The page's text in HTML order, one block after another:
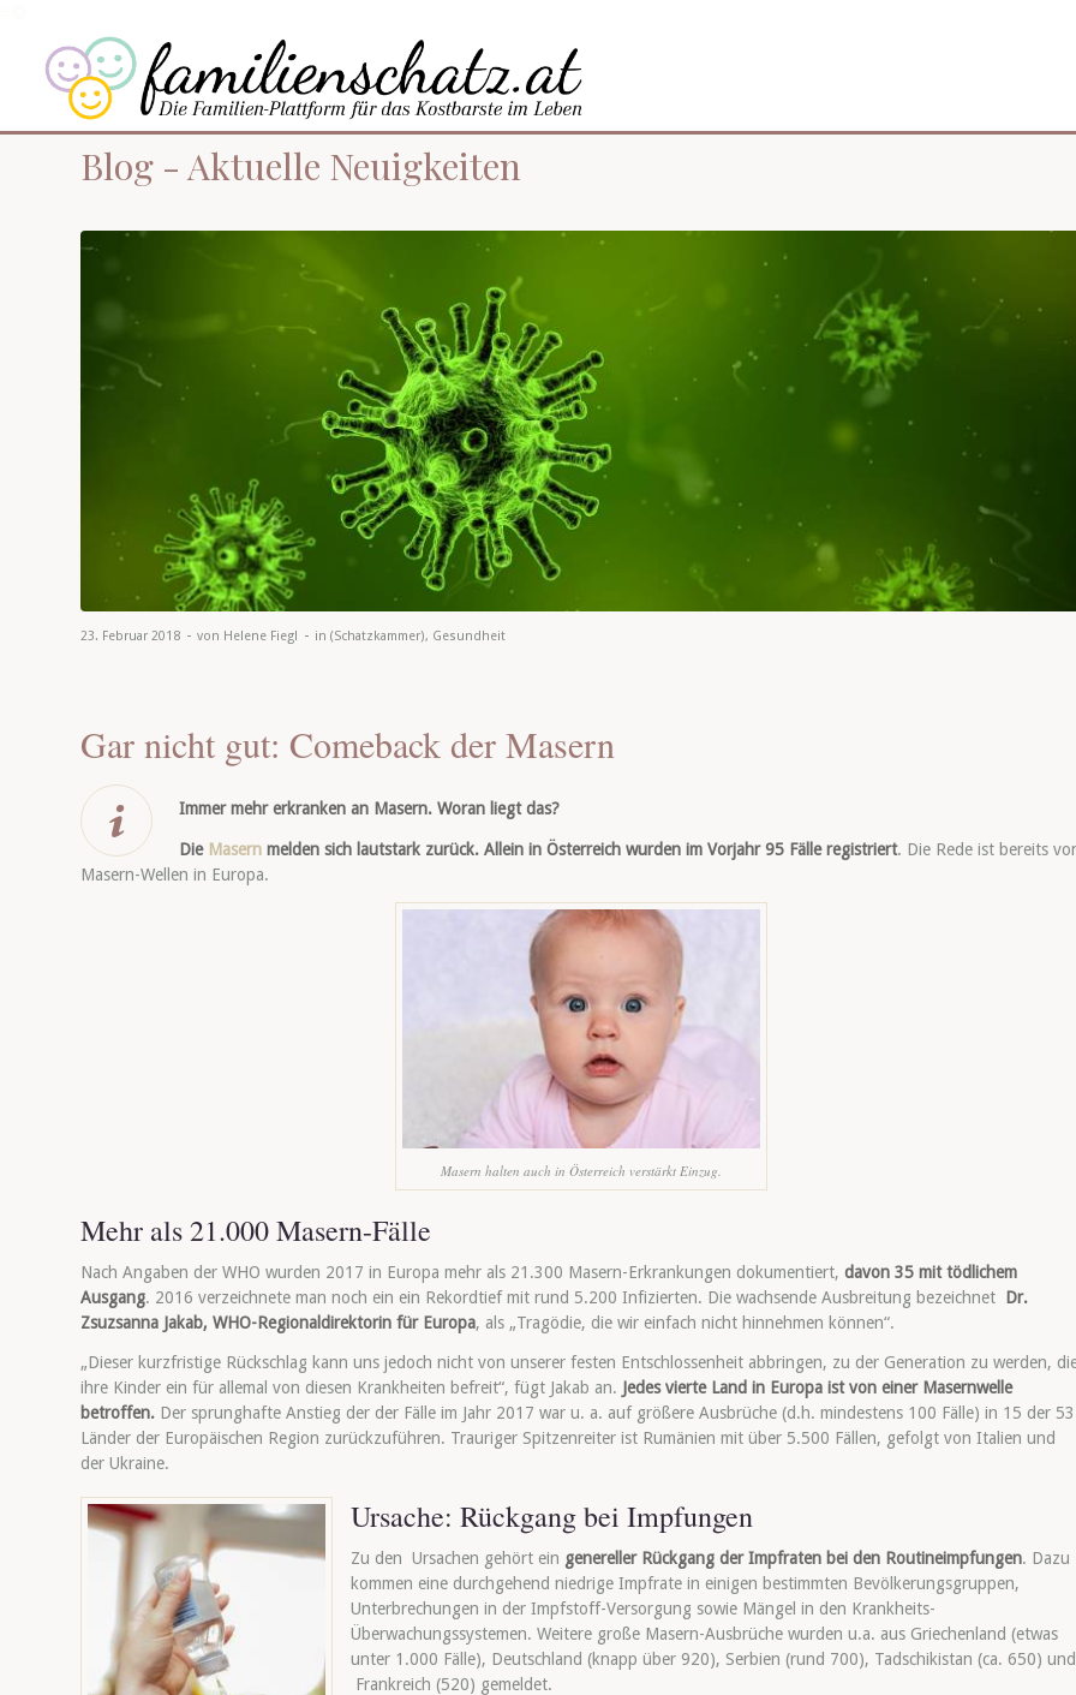
Blog - Aktuelle Neuigkeiten
23. Februar 2018 - von Helene Fiegl - in (Schatzkammer), Gesundheit
Gar nicht gut: Comeback der Masern
Immer mehr erkranken an Masern. Woran liegt das?
Die Masern melden sich lautstark zurück. Allein in Österreich wurden im Vorjahr 95 Fälle registriert. Die Rede ist bereits
Masern-Wellen in Europa.
Masern halten auch in Österreich verstärkt Einzug.
Mehr als 21.000 Masern-Fälle
Nach Angaben der WHO wurden 2017 in Europa mehr als 21.300 Masern-Erkrankungen dokumentiert, davon 35 mit tödlichem
Ausgang. 2016 verzeichnete man noch ein ein Rekordtief mit rund 5.200 Infizierten. Die wachsende Ausbreitung bezeichnet
Dr.
Zsuzsanna Jakab, WHO-Regionaldirektorin für Europa, als „Tragödie, die wir einfach nicht hinnehmen können“.
„Dieser kurzfristige Rückschlag kann uns jedoch nicht von unserer festen Entschlossenheit abbringen, zu der Generation zu werden,
ihre Kinder ein für allemal von diesen Krankheiten befreit“, fügt Jakab an. Jedes vierte Land in Europa ist von einer Masernwelle
betroffen. Der sprunghafte Anstieg der der Fälle im Jahr 2017 war u. a. auf größere Ausbrüche (d.h. mindestens 100 Fälle) in 15 der 53
Länder der Europäischen Region zurückzuführen. Trauriger Spitzenreiter ist Rumänien mit über 5.500 Fällen, gefolgt von Italien und
der Ukraine.
Ursache: Rückgang bei Impfungen
Zu den Ursachen gehört ein genereller Rückgang der Impfraten bei den Routineimpfungen. Dazu
kommen eine durchgehend niedrige Impfrate in einigen bestimmten Bevölkerungsgruppen,
Unterbrechungen in der Impfstoff-Versorgung sowie Mängel in den Krankheits-
Überwachungssystemen. Weitere große Masern-Ausbrüche wurden u.a. aus Griechenland (etwas
unter 1.000 Fälle), Deutschland (knapp über 920), Serbien (rund 700), Tadschikistan (ca. 650) und
Frankreich (520) gemeldet.